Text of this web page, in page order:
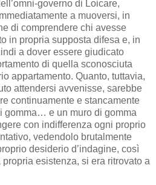
governo di Loicare,
a muoversi, in
di comprendere chi avesse
in propria supposta difesa e, in
a dover essere giudicato
di quella sconosciuta
appartamento. Quanto, tuttavia,
attendersi avvenisse, sarebbe
continuamente e stancamente
gomma… e un muro di gomma
con indifferenza ogni proprio
vedendolo brutalmente
desiderio d’indagine, così
esistenza, si era ritrovato a